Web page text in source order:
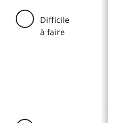
Difficile
à faire